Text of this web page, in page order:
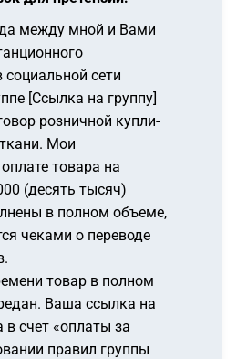
между мной и Вами
сети
[Ссылка на группу]
розничной купли-
Мои
товара на
(десять тысяч)
в полном объеме,
чеками о переводе
товар в полном
Ваша ссылка на
счет «оплаты за
правил группы